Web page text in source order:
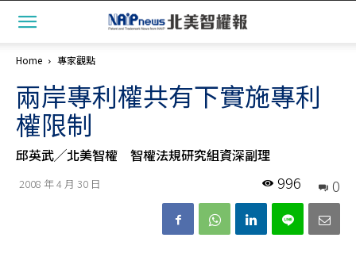
Home 專家觀點
兩岸專利權共有下實施專利
權限制
邱英武╱北美智權 智權法規研究組資深副理
2008 年 4 月 30 日 0
996